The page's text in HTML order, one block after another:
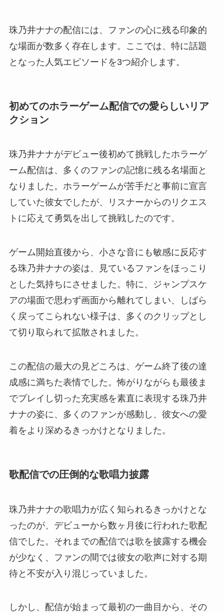
珠乃井ナナの配信には、ファンの心に残る印象的
な場面が数多く存在します。ここでは、特に話題
となった人気エピソードを3つ紹介します。
初めてのホラーゲーム配信での愛らしいリア
クション
珠乃井ナナがデビュー後初めて挑戦したホラーゲ
ーム配信は、多くのファンの記憶に残る名場面と
なりました。ホラーゲームが苦手だと事前に宣言
していた彼女でしたが、リスナーからのリクエス
トに応えて勇気を出して挑戦したのです。
ゲーム開始直後から、小さな音にも敏感に反応す
る珠乃井ナナの姿は、見ているファンをほっこり
とした気持ちにさせました。特に、ジャンプスケ
アの場面で思わず画面から離れてしまい、しばら
く戻ってこられない様子は、多くのクリップとし
て切り取られて拡散されました。
この配信の最大の見どころは、ゲーム終了後の達
成感に満ちた表情でした。怖がりながらも最後ま
でプレイし切った充実感を素直に表現する珠乃井
ナナの姿に、多くのファンが感動し、彼女への愛
着をより深めるきっかけとなりました。
歌配信での圧倒的な歌唱力披露
珠乃井ナナの歌唱力が広く知られるきっかけとな
ったのが、デビューから数ヶ月後に行われた歌配
信でした。それまでの配信では歌を披露する機会
が少なく、ファンの間では彼女の歌声に対する期
待と不安が入り混じっていました。
しかし、配信が始まって最初の一曲目から、その